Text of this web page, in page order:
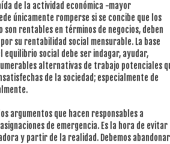
de la actividad económica -mayor
únicamente romperse si se concibe que los
son rentables en términos de negocios, deben
su rentabilidad social mensurable. La base
social debe ser indagar, ayudar,
alternativas de trabajo potenciales
de la sociedad; especialmente de
argumentos que hacen responsables a
de emergencia. Es la hora de evitar
y partir de la realidad. Debemos abandonar